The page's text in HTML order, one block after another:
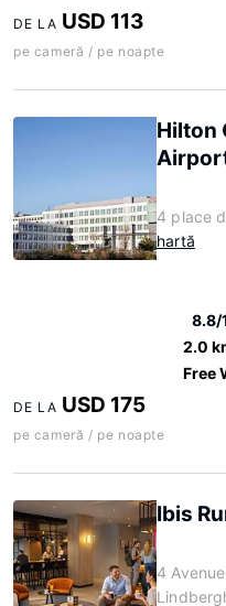
DE LA USD 113
pe cameră / pe noapte
Hilton
4 place
hartă
8.8/
2.0
Free
DE LA USD 175
pe cameră / pe noapte
Ibis
4